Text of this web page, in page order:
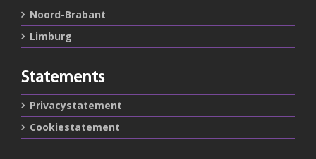
Noord-Brabant
Limburg
Statements
Privacystatement
Cookiestatement